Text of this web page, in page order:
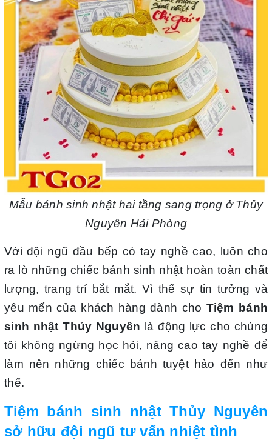
Mẫu bánh sinh nhật hai tầng sang trọng ở Thủy
Nguyên Hải Phòng
Với đội ngũ đầu bếp có tay nghề cao, luôn cho
ra lò những chiếc bánh sinh nhật hoàn toàn chất
lượng, trang trí bắt mắt. Vì thế sự tin tưởng và
yêu mến của khách hàng dành cho Tiệm bánh
sinh nhật Thủy Nguyên là động lực cho chúng
tôi không ngừng học hỏi, nâng cao tay nghề để
làm nên những chiếc bánh tuyệt hảo đến như
thế.
Tiệm bánh sinh nhật Thủy Nguyên
sở hữu đội ngũ tư vấn nhiệt tình